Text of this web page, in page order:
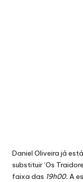
Daniel Oliveira já
substituir ‘Os
faixa das 19h00. A